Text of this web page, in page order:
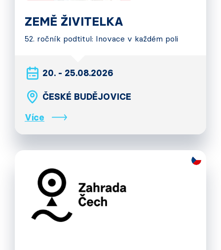
ZEMĚ ŽIVITELKA
52. ročník podtitul: Inovace v každém poli
20. - 25.08.2026
ČESKÉ BUDĚJOVICE
Více